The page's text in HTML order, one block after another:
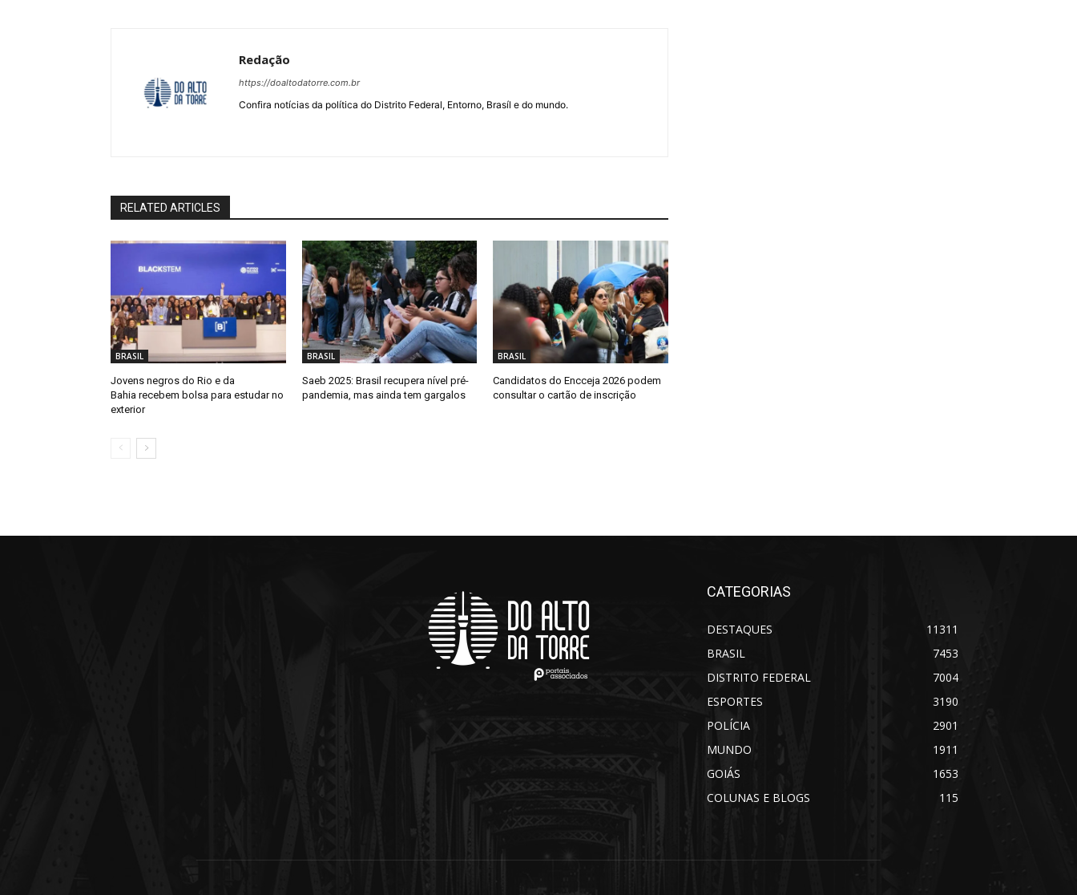
Redação
https://doaltodatorre.com.br
Confira notícias da política do Distrito Federal, Entorno, Brasíl e do mundo.
RELATED ARTICLES
BRASIL
Jovens negros do Rio e da
Bahia recebem bolsa para estudar no
exterior
BRASIL
Saeb 2025: Brasil recupera nível pré-
pandemia, mas ainda tem gargalos
BRASIL
Candidatos do Encceja 2026 podem
consultar o cartão de inscrição
CATEGORIAS
DESTAQUES
11311
BRASIL
7453
DISTRITO FEDERAL
7004
ESPORTES
3190
POLÍCIA
2901
MUNDO
1911
GOIÁS
1653
COLUNAS E BLOGS
115